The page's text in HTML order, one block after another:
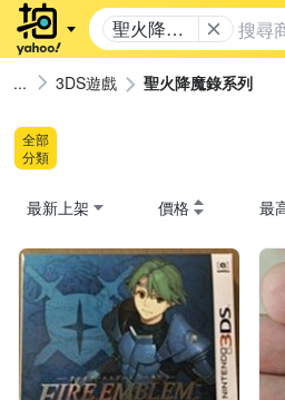
聖火降魔
錄系列
3DS遊戲 聖火降魔錄系列
全部
分類
最新上架 價格 最